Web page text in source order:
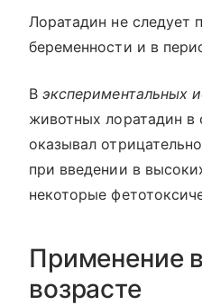
Лоратадин не следует
беременности и в
Вэкспериментальных
животных лоратадин в
оказывал
при введении в
некоторые
Применение
возрасте